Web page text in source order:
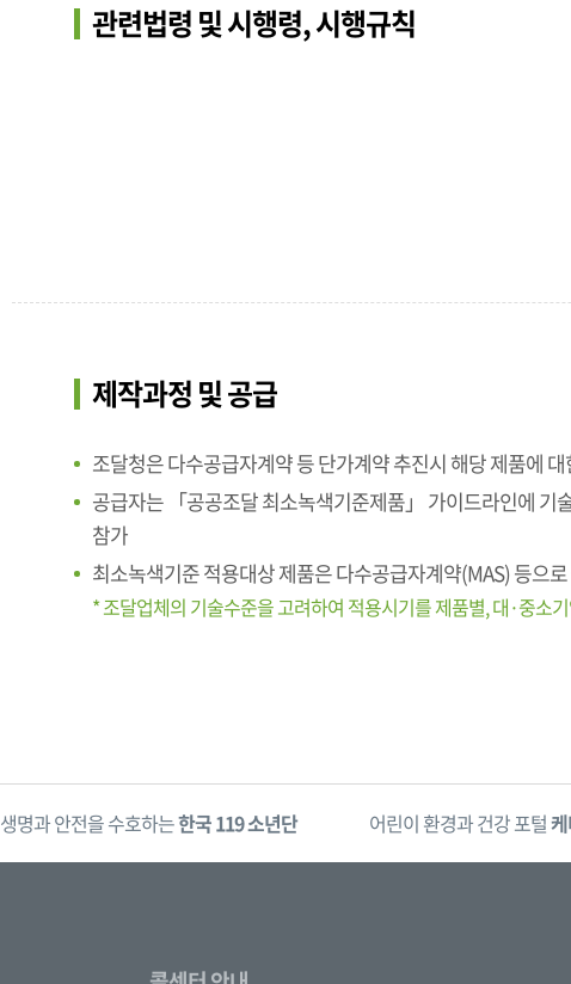
관련법령 및 시행령, 시행규칙
제작과정 및 공급
조달청은 다수공급자계약 등 단가계약 추진시 해당 제품에
공급자는 「공공조달 최소녹색기준제품」 가이드라인에
참가
최소녹색기준 적용대상 제품은 다수공급자계약(MAS) 등으
* 조달업체의 기술수준을 고려하여 적용시기를 제품별, 대·중소
생명과 안전을 수호하는한국 119 소년단 어린이 환경과 건강 포털